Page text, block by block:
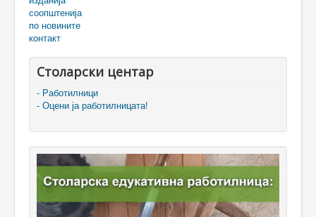
соопштенија
по новините
контакт
Столарски центар
- Работилници
- Оцени ја работилницата!